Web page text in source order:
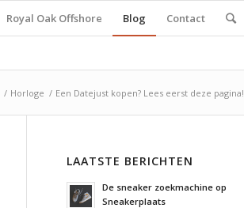
Royal Oak Offshore Blog Contact
/ Horloge / Een Datejust kopen? Lees eerst deze pagina!
LAATSTE BERICHTEN
De sneaker zoekmachine op
Sneakerplaats